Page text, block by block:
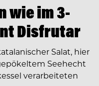
wie im 3-
Disfrutar
Salat, hier
Seehecht
verarbeiteten